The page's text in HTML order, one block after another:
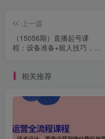
上一篇
（15056期）直播起号课
程：设备准备+留人技巧，新
相关推荐